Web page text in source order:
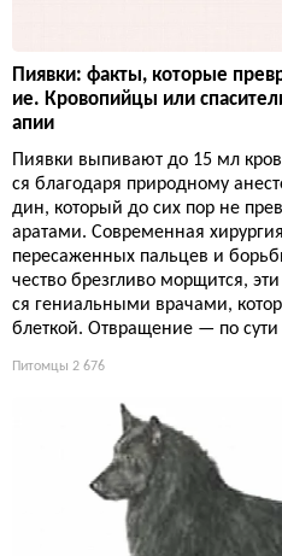
Пиявки: факты, которые
ие. Кровопийцы или
апии
Пиявки выпивают до 15 мл
ся благодаря природному
дин, который до сих пор не
аратами. Современная
пересаженных пальцев и
чество брезгливо морщится,
ся гениальными врачами,
блеткой. Отвращение — по
Питомцы 2 676